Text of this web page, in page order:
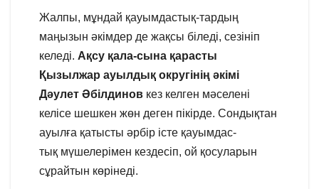
Жалпы, мұндай қауымдастық-тардың
маңызын әкімдер де жақсы біледі, сезініп
келеді. Ақсу қала-сына қарасты
Қызылжар ауылдық округінің әкімі
Дәулет Әбілдинов кез келген мәселені
келісе шешкен жөн деген пікірде. Сондықтан
ауылға қатысты әрбір істе қауымдас-
тық мүшелерімен кездесіп, ой қосуларын
сұрайтын көрінеді.